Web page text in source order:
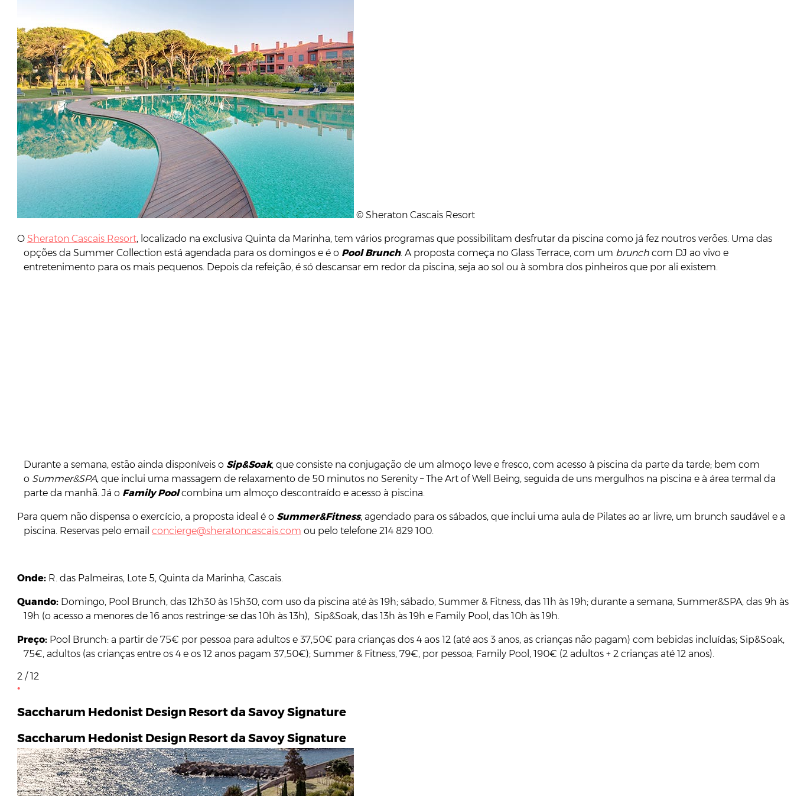
© Sheraton Cascais Resort
O Sheraton Cascais Resort, localizado na exclusiva Quinta da Marinha, tem vários programas que possibilitam desfrutar da piscina como já fez noutros verões. Uma das
opções da Summer Collection está agendada para os domingos e é o Pool Brunch. A proposta começa no Glass Terrace, com um brunch com DJ ao vivo e
entretenimento para os mais pequenos. Depois da refeição, é só descansar em redor da piscina, seja ao sol ou à sombra dos pinheiros que por ali existem.
Durante a semana, estão ainda disponíveis o Sip&Soak, que consiste na conjugação de um almoço leve e fresco, com acesso à piscina da parte da tarde; bem com
o Summer&SPA, que inclui uma massagem de relaxamento de 50 minutos no Serenity – The Art of Well Being, seguida de uns mergulhos na piscina e à área termal da
parte da manhã. Já o Family Poolcombina um almoço descontraído e acesso à piscina.
Para quem não dispensa o exercício, a proposta ideal é oSummer&Fitness, agendado para os sábados, que inclui uma aula de Pilates ao ar livre, um brunch saudável e a
piscina. Reservas pelo email concierge@sheratoncascais.com ou pelo telefone 214 829 100.
Onde:R. das Palmeiras, Lote 5, Quinta da Marinha, Cascais.
Quando:Domingo, Pool Brunch, das 12h30 às 15h30, com uso da piscina até às 19h; sábado, Summer & Fitness, das 11h às 19h; durante a semana, Summer&SPA, das 9h às
19h (o acesso a menores de 16 anos restringe-se das 10h às 13h), Sip&Soak, das 13h às 19h e Family Pool, das 10h às 19h.
Preço:Pool Brunch: a partir de 75€ por pessoa para adultos e 37,50€ para crianças dos 4 aos 12 (até aos 3 anos, as crianças não pagam) com bebidas incluídas; Sip&Soak,
75€, adultos (as crianças entre os 4 e os 12 anos pagam 37,50€); Summer & Fitness, 79€, por pessoa; Family Pool, 190€ (2 adultos + 2 crianças até 12 anos).
2 / 12
Saccharum Hedonist Design Resort da Savoy Signature
Saccharum Hedonist Design Resort da Savoy Signature